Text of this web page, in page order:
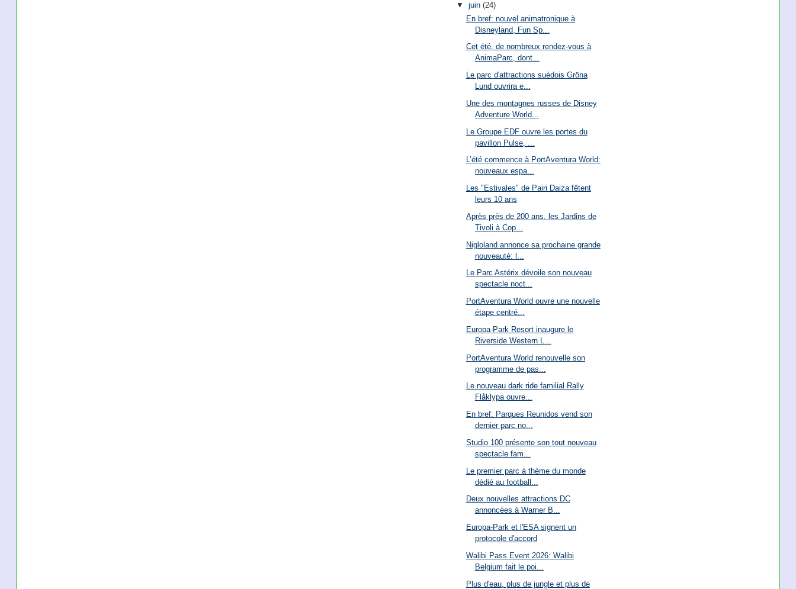
▼ juin (24)
En bref: nouvel animatronique à
Disneyland, Fun Sp...
Cet été, de nombreux rendez-vous à
AnimaParc, dont...
Le parc d'attractions suédois Gröna
Lund ouvrira e...
Une des montagnes russes de Disney
Adventure World...
Le Groupe EDF ouvre les portes du
pavillon Pulse, ...
L’été commence à PortAventura World:
nouveaux espa...
Les "Estivales" de Pairi Daiza fêtent
leurs 10 ans
Après près de 200 ans, les Jardins de
Tivoli à Cop...
Nigloland annonce sa prochaine grande
nouveauté: l...
Le Parc Astérix dévoile son nouveau
spectacle noct...
PortAventura World ouvre une nouvelle
étape centré...
Europa-Park Resort inaugure le
Riverside Western L...
PortAventura World renouvelle son
programme de pas...
Le nouveau dark ride familial Rally
Flåklypa ouvre...
En bref: Parques Reunidos vend son
dernier parc no...
Studio 100 présente son tout nouveau
spectacle fam...
Le premier parc à thème du monde
dédié au football...
Deux nouvelles attractions DC
annoncées à Warner B...
Europa-Park et l'ESA signent un
protocole d'accord
Walibi Pass Event 2026: Walibi
Belgium fait le poi...
Plus d'eau, plus de jungle et plus de